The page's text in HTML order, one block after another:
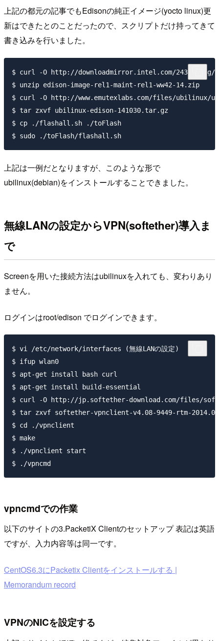
上記の都元の記事でもEdisonの純正イメージ(yocto linux)更
新はできたとのことだったので、スクリプトだけ持ってきて
書き込みを行いました。
$ curl -O http://downloadmirror.intel.com/24389/eng/
$ unzip edison-image-rel1-maint-rel1-ww42-14.zip
$ curl -O http://www.emutexlabs.com/files/ubilinux/
$ tar zxvf ubilinux-edison-141030.tar.gz
$ cp ./flashall.sh ./toFlash
上記は一例だとなりますが、このような形で
ubilinux(debian)をインストールすることできました。
無線LANの設定からVPN(softether)導入ま
で
Screenを用いた接続方法はubilinuxを入れても、変わりあり
ません。
ログインはroot/edison でログインできます。
$ vi /etc/network/interfaces (無線LANの設定)
$ ifup wlan0
$ apt-get install bash curl
$ apt-get install build-essential
$ curl -O http://jp.softether-download.com/files/
$ tar zxvf softether-vpnclient-v4.08-9449-rtm-
$ cd ./vpnclient
$ make
$ ./vpnclient start
vpncmdでの作業
以下のサイトの3.PacketiX Clientのセットアップ 表記は英語
ですが、入力内容等は同一です。
CentOS6.3にPacketix Clientをインストールする |
Memorandum record
VPNのNICを設定する